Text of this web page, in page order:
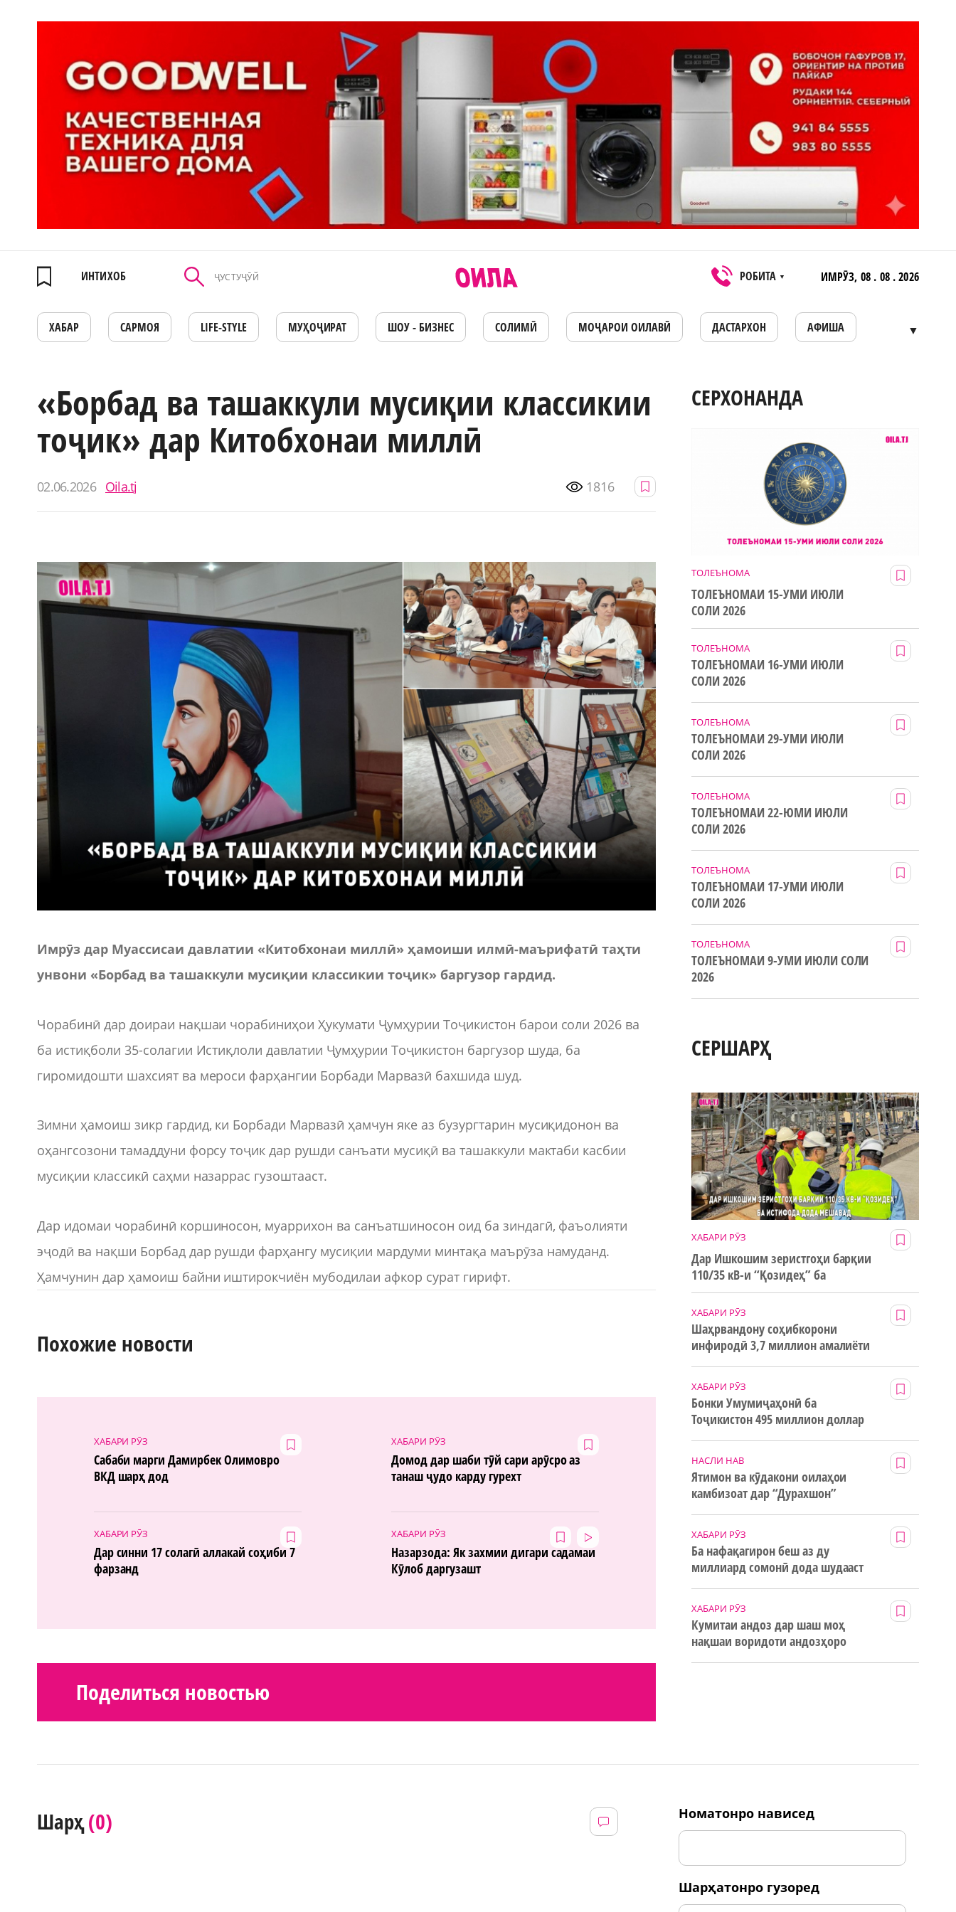
ИНТИХОБ РОБИТА ▼ ИМРӮЗ, 08 . 08 . 2026
ХАБАР САРМОЯ LIFE-STYLE МУҲОҶИРАТ ШОУ - БИЗНЕС СОЛИМӢ МОҶАРОИ ОИЛАВӢ ДАСТАРХОН АФИША ▼
«Борбад ва ташаккули мусиқии классикии
тоҷик» дар Китобхонаи миллӣ
02.06.2026 Oila.tj 1816
Имрӯз дар Муассисаи давлатии «Китобхонаи миллӣ» ҳамоиши илмӣ-маърифатӣ таҳти
унвони «Борбад ва ташаккули мусиқии классикии тоҷик» баргузор гардид.
Чорабинӣ дар доираи нақшаи чорабиниҳои Ҳукумати Ҷумҳурии Тоҷикистон барои соли 2026 ва
ба истиқболи 35-солагии Истиқлоли давлатии Ҷумҳурии Тоҷикистон баргузор шуда, ба
гиромидошти шахсият ва мероси фарҳангии Борбади Марвазӣ бахшида шуд.
Зимни ҳамоиш зикр гардид, ки Борбади Марвазӣ ҳамчун яке аз бузургтарин мусиқидонон ва
оҳангсозони тамаддуни форсу тоҷик дар рушди санъати мусиқӣ ва ташаккули мактаби касбии
мусиқии классикӣ саҳми назаррас гузоштааст.
Дар идомаи чорабинӣ коршиносон, муаррихон ва санъатшиносон оид ба зиндагӣ, фаъолияти
эҷодӣ ва нақши Борбад дар рушди фарҳангу мусиқии мардуми минтақа маърӯза намуданд.
Ҳамчунин дар ҳамоиш байни иштирокчиён мубодилаи афкор сурат гирифт.
Похожие новости
ХАБАРИ РӮЗ
Сабаби марги Дамирбек Олимовро
ВКД шарҳ дод
ХАБАРИ РӮЗ
Домод дар шаби тӯй сари арӯсро аз
танаш ҷудо карду гурехт
ХАБАРИ РӮЗ
Дар синни 17 солагӣ аллакай соҳиби 7
фарзанд
ХАБАРИ РӮЗ
Назарзода: Як захмии дигари садамаи
Кӯлоб даргузашт
Поделиться новостью
СЕРХОНАНДА
ТОЛЕЪНОМА
ТОЛЕЪНОМАИ 15-УМИ ИЮЛИ
СОЛИ 2026
ТОЛЕЪНОМА
ТОЛЕЪНОМАИ 16-УМИ ИЮЛИ
СОЛИ 2026
ТОЛЕЪНОМА
ТОЛЕЪНОМАИ 29-УМИ ИЮЛИ
СОЛИ 2026
ТОЛЕЪНОМА
ТОЛЕЪНОМАИ 22-ЮМИ ИЮЛИ
СОЛИ 2026
ТОЛЕЪНОМА
ТОЛЕЪНОМАИ 17-УМИ ИЮЛИ
СОЛИ 2026
ТОЛЕЪНОМА
ТОЛЕЪНОМАИ 9-УМИ ИЮЛИ СОЛИ
2026
СЕРШАРҲ
ХАБАРИ РӮЗ
Дар Ишкошим зеристгоҳи барқии
110/35 кВ-и “Қозидеҳ” ба
истифода дода мешавад
ХАБАРИ РӮЗ
Шаҳрвандону соҳибкорони
инфиродӣ 3,7 миллион амалиёти
ХАБАРИ РӮЗ
Бонки Умумиҷаҳонӣ ба
Тоҷикистон 495 миллион доллар
НАСЛИ НАВ
Ятимон ва кӯдакони оилаҳои
камбизоат дар “Дурахшон”
ХАБАРИ РӮЗ
Ба нафақагирон беш аз ду
миллиард сомонӣ дода шудааст
ХАБАРИ РӮЗ
Кумитаи андоз дар шаш моҳ
нақшаи воридоти андозҳоро
Шарҳ(0) номатонро нависед
шарҳатонро гузоред